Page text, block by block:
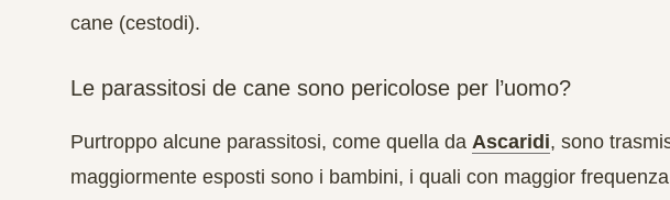
cane (cestodi).
Le parassitosi de cane sono pericolose per l’uomo?
Purtroppo alcune parassitosi, come quella da Ascaridi, sono
maggiormente esposti sono i bambini, i quali con maggior